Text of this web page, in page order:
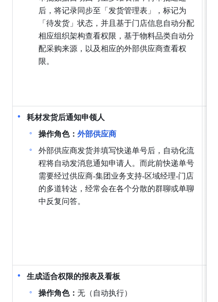
后，将记录同步至「发货管理表」，标记为
「待发货」状态，并且基于门店信息自动分配
相应组织架构查看权限，基于物料品类自动分
配采购来源，以及相应的外部供应商查看权
限。
耗材发货后通知申领人
操作角色： 外部供应商
外部供应商发货并填写快递单号后，自动化流
程将自动发消息通知申请人。而此前快递单号
需要经过供应商-集团业务支持-区域经理-门店
的多道转达，经常会在各个分散的群聊或单聊
中反复问答。
生成适合权限的报表及看板
操作角色： 无（自动执行）